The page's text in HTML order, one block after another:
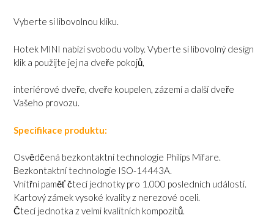
Vyberte si libovolnou kliku.
Hotek MINI nabízí svobodu volby. Vyberte si libovolný design
klik a použijte jej na dveře pokojů,
interiérové dveře, dveře koupelen, zázemí a další dveře
Vašeho provozu.
Specifikace produktu:
Osvědčená bezkontaktní technologie Philips Mifare.
Bezkontaktní technologie ISO-14443A.
Vnitřní paměť čtecí jednotky pro 1.000 posledních událostí.
Kartový zámek vysoké kvality z nerezové oceli.
Čtecí jednotka z velmi kvalitních kompozitů.